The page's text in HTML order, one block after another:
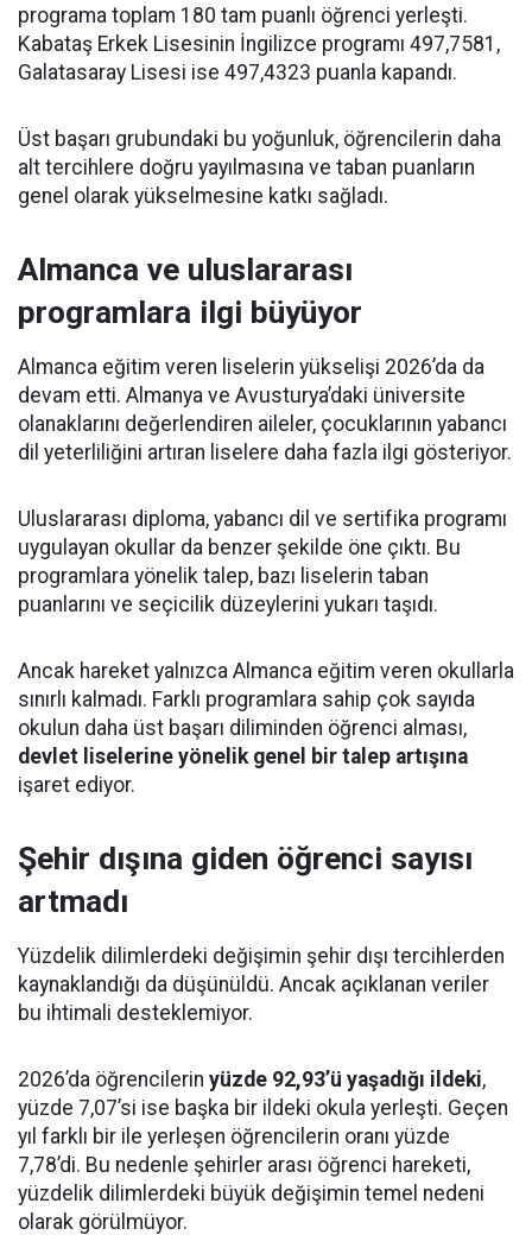
programa toplam 180 tam puanlı öğrenci yerleşti.
Kabataş Erkek Lisesinin İngilizce programı 497,7581,
Galatasaray Lisesi ise 497,4323 puanla kapandı.
Üst başarı grubundaki bu yoğunluk, öğrencilerin daha
alt tercihlere doğru yayılmasına ve taban puanların
genel olarak yükselmesine katkı sağladı.
Almanca ve uluslararası
programlara ilgi büyüyor
Almanca eğitim veren liselerin yükselişi 2026’da da
devam etti. Almanya ve Avusturya’daki üniversite
olanaklarını değerlendiren aileler, çocuklarının yabancı
dil yeterliliğini artıran liselere daha fazla ilgi gösteriyor.
Uluslararası diploma, yabancı dil ve sertifika programı
uygulayan okullar da benzer şekilde öne çıktı. Bu
programlara yönelik talep, bazı liselerin taban
puanlarını ve seçicilik düzeylerini yukarı taşıdı.
Ancak hareket yalnızca Almanca eğitim veren okullarla
sınırlı kalmadı. Farklı programlara sahip çok sayıda
okulun daha üst başarı diliminden öğrenci alması,
devlet liselerine yönelik genel bir talep artışına
işaret ediyor.
Şehir dışına giden öğrenci sayısı
artmadı
Yüzdelik dilimlerdeki değişimin şehir dışı tercihlerden
kaynaklandığı da düşünüldü. Ancak açıklanan veriler
bu ihtimali desteklemiyor.
2026’da öğrencilerin yüzde 92,93’ü yaşadığı ildeki,
yüzde 7,07’si ise başka bir ildeki okula yerleşti. Geçen
yıl farklı bir ile yerleşen öğrencilerin oranı yüzde
7,78’di. Bu nedenle şehirler arası öğrenci hareketi,
yüzdelik dilimlerdeki büyük değişimin temel nedeni
olarak görülmüyor.